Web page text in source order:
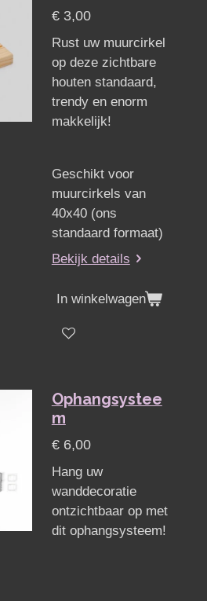
€ 3,00
Rust uw muurcirkel
op deze zichtbare
houten standaard,
trendy en enorm
makkelijk!
Geschikt voor
muurcirkels van
40x40 (ons
standaard formaat)
Bekijk details
In winkelwagen
Ophangsystee
m
€ 6,00
Hang uw
wanddecoratie
ontzichtbaar op met
dit ophangsysteem!